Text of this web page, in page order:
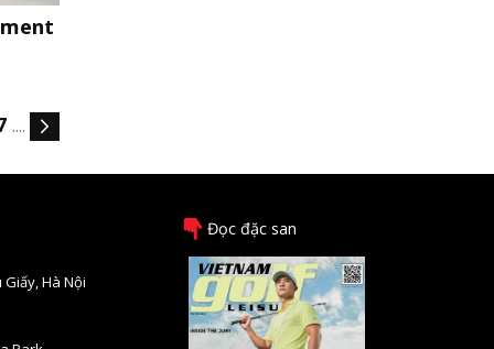
....
Giấy, Hà Nội
Đọc đặc san